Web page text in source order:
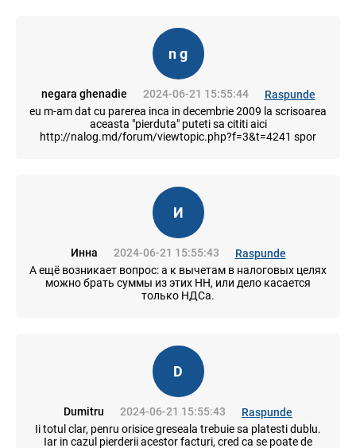
n g
negara ghenadie 2024-06-21 15:55:44
Raspunde
eu m-am dat cu parerea inca in decembrie 2009 la scrisoarea
aceasta "pierduta" puteti sa cititi aici
http://nalog.md/forum/viewtopic.php?f=3&t=4241 spor
И
Инна 2024-06-21 15:55:43
Raspunde
А ещё возникает вопрос: а к вычетам в налоговых целях
можно брать суммы из этих НН, или дело касается
только НДСа.
D
Dumitru 2024-06-21 15:55:43
Raspunde
Ii totul clar, penru orisice greseala trebuie sa platesti dublu.
Iar in cazul pierderii acestor facturi, cred ca se poate de